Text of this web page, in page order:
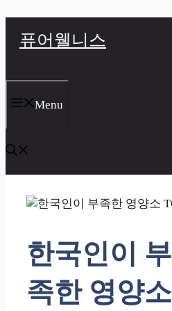
너
퓨어웰니스
Menu
한국인이 부
족한 영양소